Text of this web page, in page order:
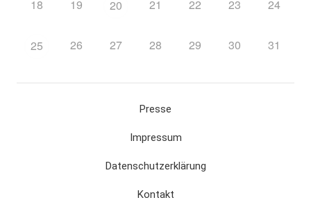
18 19 20 21 22 23 24
25 26 27 28 29 30 31
Presse
Impressum
Datenschutzerklärung
Kontakt